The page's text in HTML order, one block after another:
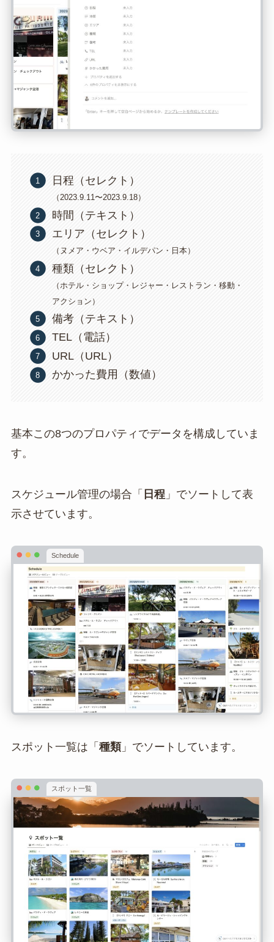
日程（セレクト）
（2023.9.11〜2023.9.18）
時間（テキスト）
エリア（セレクト）
（ヌメア・ウベア・イルデパン・日本）
種類（セレクト）
（ホテル・ショップ・レジャー・レストラン・移動・
アクション）
備考（テキスト）
TEL（電話）
URL（URL）
かかった費用（数値）
基本この8つのプロパティでデータを構成していま
す。
スケジュール管理の場合「 日程」でソートして表
示させています。
Schedule
スポット一覧は「 種類」でソートしています。
スポット一覧